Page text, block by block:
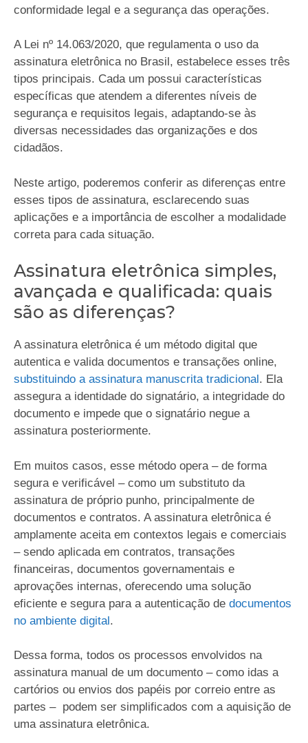
conformidade legal e a segurança das operações.
A Lei nº 14.063/2020, que regulamenta o uso da
assinatura eletrônica no Brasil, estabelece esses três
tipos principais. Cada um possui características
específicas que atendem a diferentes níveis de
segurança e requisitos legais, adaptando-se às
diversas necessidades das organizações e dos
cidadãos.
Neste artigo, poderemos conferir as diferenças entre
esses tipos de assinatura, esclarecendo suas
aplicações e a importância de escolher a modalidade
correta para cada situação.
Assinatura eletrônica simples,
avançada e qualificada: quais
são as diferenças?
A assinatura eletrônica é um método digital que
autentica e valida documentos e transações online,
substituindo a assinatura manuscrita tradicional . Ela
assegura a identidade do signatário, a integridade do
documento e impede que o signatário negue a
assinatura posteriormente.
Em muitos casos, esse método opera – de forma
segura e verificável – como um substituto da
assinatura de próprio punho, principalmente de
documentos e contratos. A assinatura eletrônica é
amplamente aceita em contextos legais e comerciais
– sendo aplicada em contratos, transações
financeiras, documentos governamentais e
aprovações internas, oferecendo uma solução
eficiente e segura para a autenticação de documentos
no ambiente digital.
Dessa forma, todos os processos envolvidos na
assinatura manual de um documento – como idas a
cartórios ou envios dos papéis por correio entre as
partes – podem ser simplificados com a aquisição de
uma assinatura eletrônica.